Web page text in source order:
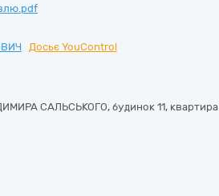
Досьє YouControl
САЛЬСЬКОГО, будинок 11,